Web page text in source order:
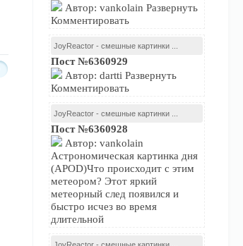
Автор: vankolain Развернуть
Комментировать
JoyReactor - смешные картинки ...
Пост №6360929
Автор: dartti Развернуть
Комментировать
JoyReactor - смешные картинки ...
Пост №6360928
Автор: vankolain
Астрономическая картинка дня
(APOD)Что происходит с этим
метеором? Этот яркий
метеорный след появился и
быстро исчез во время
длительной